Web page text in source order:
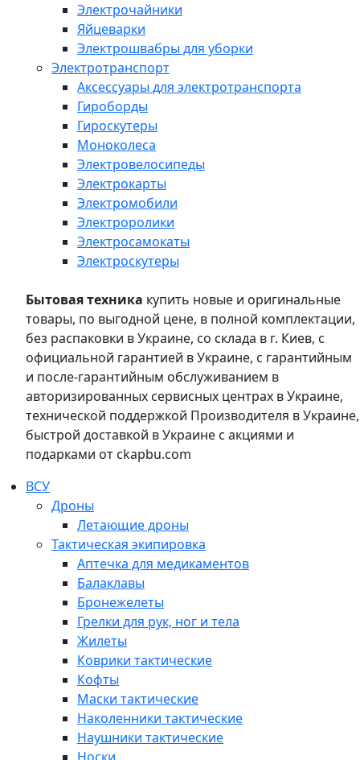
Электрочайники
Яйцеварки
Электрошвабры для уборки
Электротранспорт
Аксессуары для электротранспорта
Гироборды
Гироскутеры
Моноколеса
Электровелосипеды
Электрокарты
Электромобили
Электроролики
Электросамокаты
Электроскутеры
Бытовая техника купить новые и оригинальные
товары, по выгодной цене, в полной комплектации,
без распаковки в Украине, со склада в г. Киев, с
официальной гарантией в Украине, с гарантийным
и после-гарантийным обслуживанием в
авторизированных сервисных центрах в Украине,
технической поддержкой Производителя в Украине,
быстрой доставкой в Украине с акциями и
подарками от ckapbu.com
ВСУ
Дроны
Летающие дроны
Тактическая экипировка
Аптечка для медикаментов
Балаклавы
Бронежелеты
Грелки для рук, ног и тела
Жилеты
Коврики тактические
Кофты
Маски тактические
Наколенники тактические
Наушники тактические